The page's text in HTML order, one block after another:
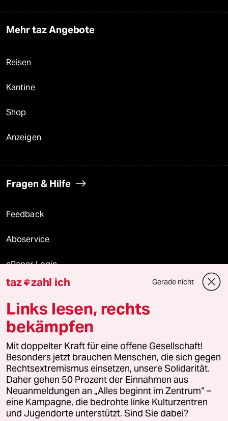
Mehr taz Angebote
Reisen
Kantine
Shop
Anzeigen
Fragen & Hilfe
Feedback
Aboservice
ePaper Login
Downloads für Abonnierende
© 2026 taz Verlags und Vertriebs GmbH
Alle Rechte vorbehalten. Bei rechtlichen Fragen oder für Genehmigungen
wenden Sie sich bitte an lizenzen@taz.de
Feedback Redaktionsstatut Kommune-Richtlinien
Leitlinie Informant Datenschutz Impressum AGB
taz zahl ich Gerade nicht
Links lesen, rechts
bekämpfen
Mit doppelter Kraft für eine offene Gesellschaft!
Besonders jetzt brauchen Menschen, die sich gegen
Rechtsextremismus einsetzen, unsere Solidarität.
Daher gehen 50 Prozent der Einnahmen aus
Neuanmeldungen an „Alles beginnt im Zentrum“ –
eine Kampagne, die bedrohte linke Kulturzentren
und Jugendorte unterstützt. Sind Sie dabei?